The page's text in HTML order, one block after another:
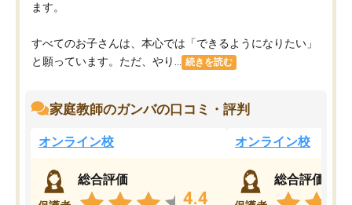
ます。
すべてのお子さんは、本心では「できるようになりたい」
と願っています。ただ、やり...
続きを読む
家庭教師のガンバの口コミ・評判
オンライン校
総合評価
4.4
オンライン校
総合評価